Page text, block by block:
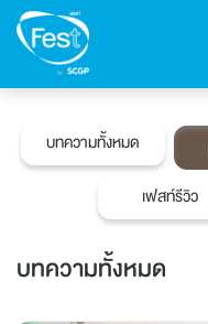
ติดต่อเฟสท์
บทความทั้งหมด
เฟสท์รีวิว
บทความทั้งหมด